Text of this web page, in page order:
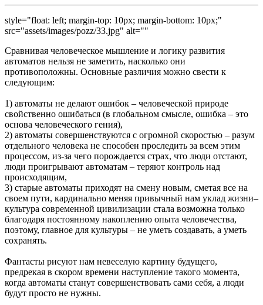
style="float: left; margin-top: 10px; margin-bottom: 10px;"
src="assets/images/pozz/33.jpg" alt=""
Сравнивая человеческое мышление и логику развития
автоматов нельзя не заметить, насколько они
противоположны. Основные различия можно свести к
следующим:
1) автоматы не делают ошибок – человеческой природе
свойственно ошибаться (в глобальном смысле, ошибка – это
основа человеческого гения),
2) автоматы совершенствуются с огромной скоростью – разум
отдельного человека не способен проследить за всем этим
процессом, из-за чего порождается страх, что люди отстают,
люди проигрывают автоматам – теряют контроль над
происходящим,
3) старые автоматы приходят на смену новым, сметая все на
своем пути, кардинально меняя привычный нам уклад жизни–
культура современной цивилизации стала возможна только
благодаря постоянному накоплению опыта человечества,
поэтому, главное для культуры – не уметь создавать, а уметь
сохранять.
Фантасты рисуют нам невеселую картину будущего,
предрекая в скором времени наступление такого момента,
когда автоматы станут совершенствовать сами себя, а люди
будут просто не нужны.